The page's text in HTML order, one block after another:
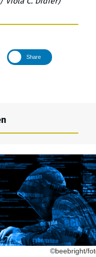
Share
©beebright/